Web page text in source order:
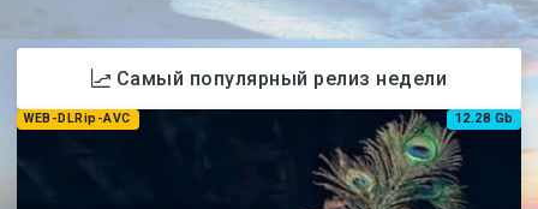
Самый популярный релиз недели
WEB-DLRip-AVC 12.28 Gb